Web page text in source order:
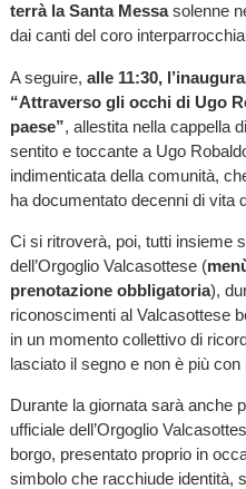
terrà la Santa Messasolenne
dai canti del coro
A seguire, alle 11:30,
“Attraverso gli occhi di Ugo
paese”, allestita nella cappella
sentito e toccante a Ugo
indimenticata della comunità,
ha documentato decenni di vita
Ci si ritroverà, poi, tutti insieme
dell’Orgoglio Valcasottese (
prenotazione obbligatoria),
riconoscimenti al Valcasottese
in un momento collettivo di
lasciato il segno e non è più con
Durante la giornata sarà anche
ufficiale dell’Orgoglio
borgo, presentato proprio in
simbolo che racchiude identità,